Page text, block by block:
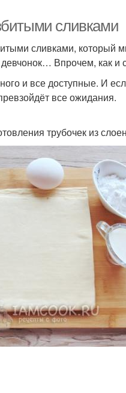
сливками
сливками, который
Впрочем, как и
и все доступные. И
все ожидания.
трубочек из